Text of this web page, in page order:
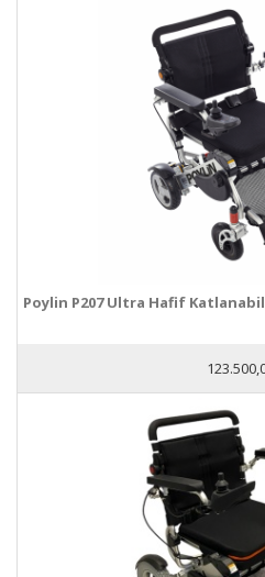
Poylin P207 Ultra Hafif